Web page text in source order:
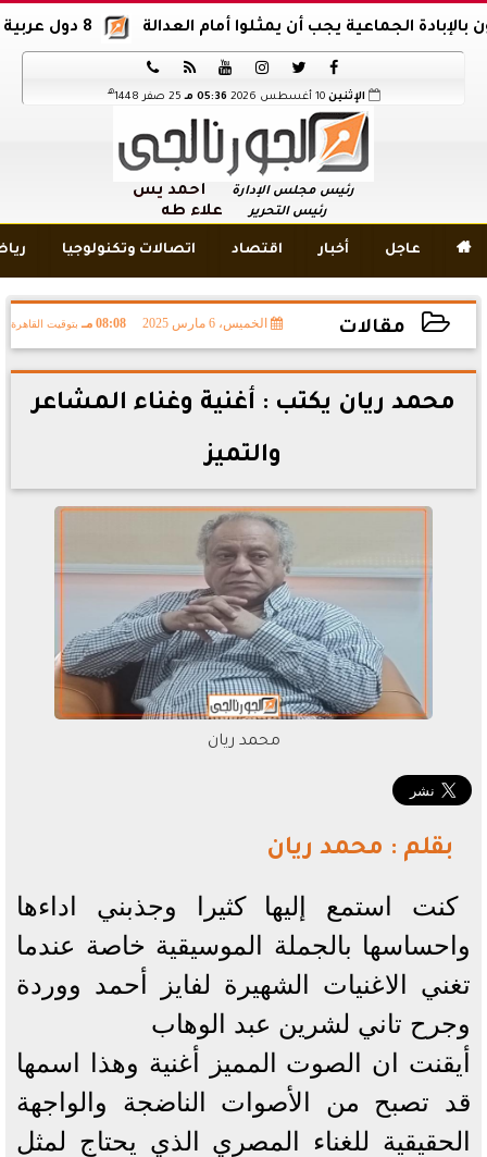
8 دول عربية وإسلامية تدين اقتحام المسجد الأقصى الجماعية يجب أن يمثلوا أمام العدالة






الإثنين 05:36 مـ 25 صفر 1448 هـ
رئيس مجلس الإدارة أحمد يس
رئيس التحرير علاء طه
 عاجل أخبار اقتصاد اتصالات وتكنولوجيا
مقالات الخميس، 6 مارس 2025 08:08 مـ بتوقيت القاهرة
2025-03-06 20:08:19
محمد ريان يكتب : أغنية وغناء المشاعر
والتميز
محمد ريان
بقلم : محمد ريان
كنت استمع إليها كثيرا وجذبني اداءها
واحساسها بالجملة الموسيقية خاصة عندما
تغني الاغنيات الشهيرة لفايز أحمد ووردة
وجرح تاني لشرين عبد الوهاب
أيقنت ان الصوت المميز أغنية وهذا اسمها
قد تصبح من الأصوات الناضجة والواجهة
الحقيقية للغناء المصري الذي يحتاج لمثل